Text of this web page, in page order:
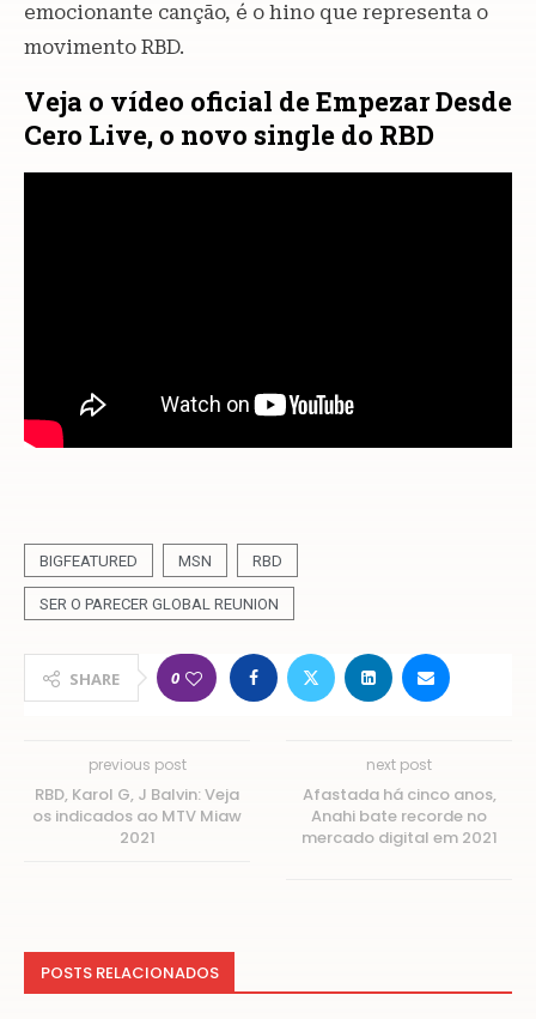
emocionante canção, é o hino que representa o
movimento RBD.
Veja o vídeo oficial de Empezar Desde
Cero Live, o novo single do RBD
BIGFEATURED MSN RBD
SER O PARECER GLOBAL REUNION
SHARE 0
previous post
RBD, Karol G, J Balvin: Veja
os indicados ao MTV Miaw
2021
next post
Afastada há cinco anos,
Anahi bate recorde no
mercado digital em 2021
POSTS RELACIONADOS